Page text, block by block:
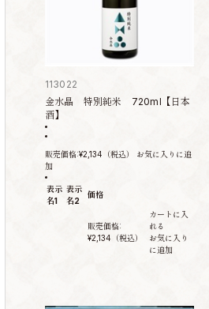
113022
金水晶 特別純米 720ml【日本
酒】
販売価格:¥2,134 （税込）
お気に入りに追
加
表示
名1
表示
名2
価格
販売価格:
¥2,134 （税込）
カートに入
れる
お気に入り
に追加